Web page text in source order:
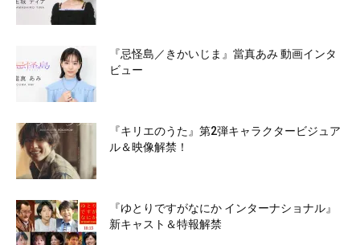
『忌怪島／きかいじま』當真あみ 動画インタ
ビュー
『キリエのうた』第2弾キャラクタービジュア
ル＆映像解禁！
『ゆとりですがなにか インターナショナル』
新キャスト＆特報解禁